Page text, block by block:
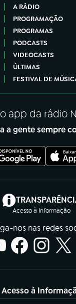
A RÁDIO
PROGRAMAÇÃO
PROGRAMAS
PODCASTS
VIDEOCASTS
ÚLTIMAS
FESTIVAL DE
app da rádio
a gente sempre
Acesso à Informação
(abre
nos nas redes
Acesso à